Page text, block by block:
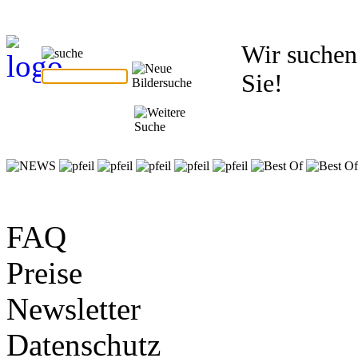
Wir
Sie!
FAQ
Preise
Newsletter
Datenschutz